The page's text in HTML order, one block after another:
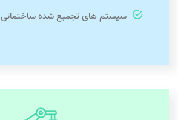
سیستم های تجمیع شده ساختمانی